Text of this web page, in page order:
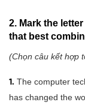
2. Mark the
that best
(Chọn câu kết hợp
1. The computer
has changed the